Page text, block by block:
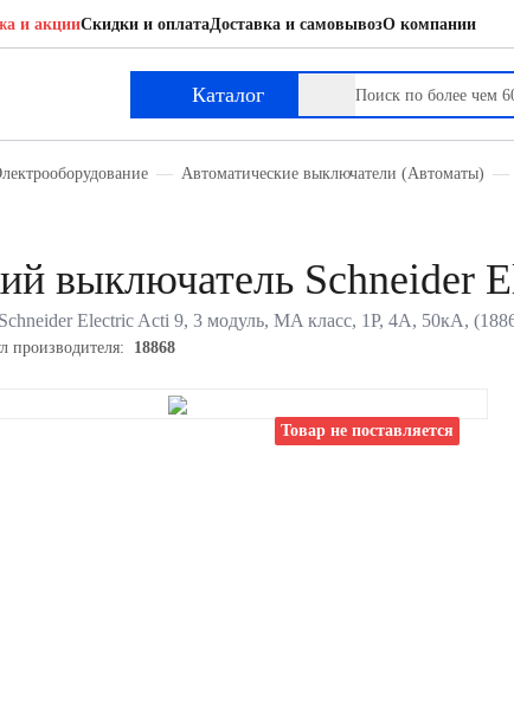
и акцииСкидки и оплатаДоставка и самовывозО компании
Каталог
Автоматические выключатели (Автоматы)
Товар не поставляется
выключатель Schneider
Electric Acti 9, 3 модуль, MA класс, 1P, 4А, 50кА,
производителя: 18868